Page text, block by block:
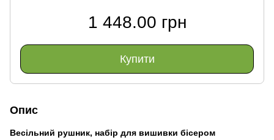
1 448.00 грн
Купити
Опис
Весільний рушник, набір для вишивки бісером